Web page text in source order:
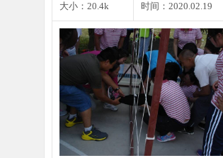
大小：20.4k 时间：2020.02.19
每个人都会遇到尴尬的事情或者小
错，遇到这种状况我们不…